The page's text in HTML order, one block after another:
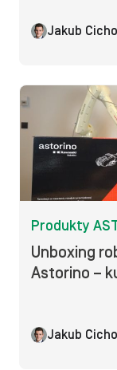
Jakub
Produkty
Unboxing
Astorino –
Jakub